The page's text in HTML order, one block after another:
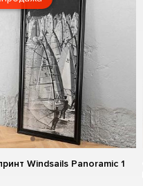
Windsails Panoramic 1